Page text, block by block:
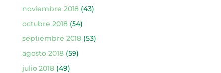
noviembre 2018(43)
octubre 2018(54)
septiembre 2018(53)
agosto 2018(59)
julio 2018(49)